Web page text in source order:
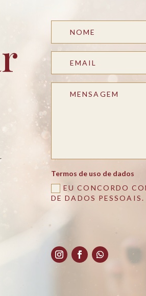
Termos de uso de dados
EU CONCORDO
DE DADOS PESSOAIS.